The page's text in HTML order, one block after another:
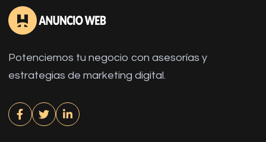
Potenciemos tu negocio con asesorías y
estrategias de marketing digital.